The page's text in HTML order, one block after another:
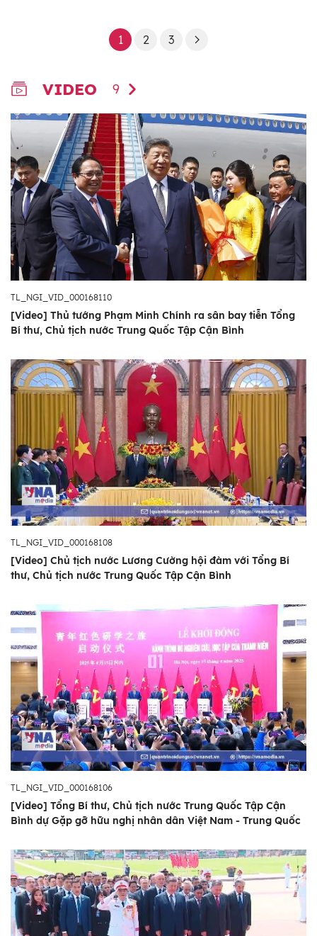
1 2 3
VIDEO 9
TL_NGI_VID_000168110
[Video] Thủ tướng Phạm Minh Chính ra sân bay tiễn Tổng
Bí thư, Chủ tịch nước Trung Quốc Tập Cận Bình
TL_NGI_VID_000168108
[Video] Chủ tịch nước Lương Cường hội đàm với Tổng Bí
thư, Chủ tịch nước Trung Quốc Tập Cận Bình
TL_NGI_VID_000168106
[Video] Tổng Bí thư, Chủ tịch nước Trung Quốc Tập Cận
Bình dự Gặp gỡ hữu nghị nhân dân Việt Nam - Trung Quốc